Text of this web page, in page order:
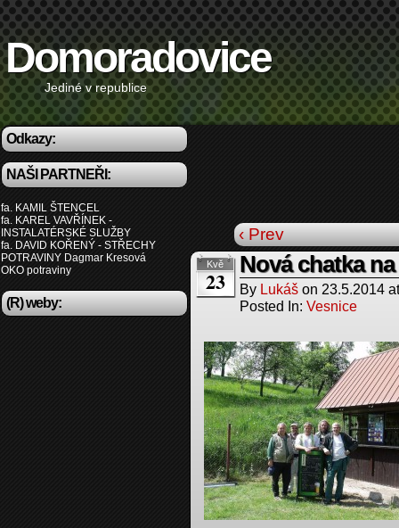
Domoradovice
Jediné v republice
Odkazy:
NAŠI PARTNEŘI:
fa. KAMIL ŠTENCEL
fa. KAREL VAVŘÍNEK -
INSTALATÉRSKÉ SLUŽBY
fa. DAVID KOŘENÝ - STŘECHY
POTRAVINY Dagmar Kresová
OKO potraviny
(R) weby:
‹ Prev
Kvě
23
Nová chatka
By Lukáš on 23.5.2014
Posted In: Vesnice